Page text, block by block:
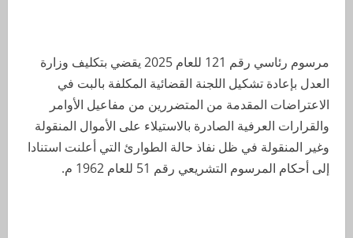
مرسوم رئاسي رقم 121 للعام 2025 يقضي بتكليف وزارة
العدل بإعادة تشكيل اللجنة القضائية المكلفة بالبت في
الاعتراضات المقدمة من المتضررين من مفاعيل الأوامر
والقرارات العرفية الصادرة بالاستيلاء على الأموال المنقولة
وغير المنقولة في ظل نفاذ حالة الطوارئ التي أعلنت استنادا
إلى أحكام المرسوم التشريعي رقم 51 للعام 1962 م.